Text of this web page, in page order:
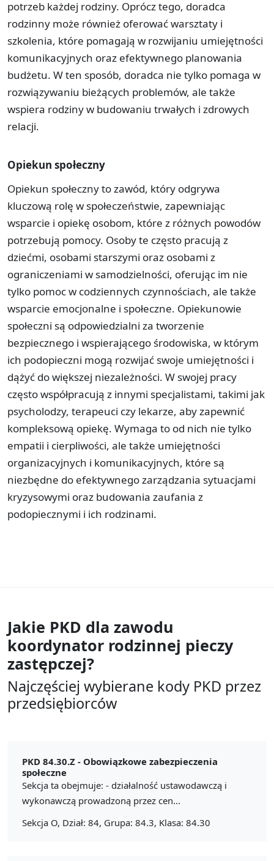
potrzeb każdej rodziny. Oprócz tego, doradca
rodzinny może również oferować warsztaty i
szkolenia, które pomagają w rozwijaniu umiejętności
komunikacyjnych oraz efektywnego planowania
budżetu. W ten sposób, doradca nie tylko pomaga w
rozwiązywaniu bieżących problemów, ale także
wspiera rodziny w budowaniu trwałych i zdrowych
relacji.
Opiekun społeczny
Opiekun społeczny to zawód, który odgrywa
kluczową rolę w społeczeństwie, zapewniając
wsparcie i opiekę osobom, które z różnych powodów
potrzebują pomocy. Osoby te często pracują z
dziećmi, osobami starszymi oraz osobami z
ograniczeniami w samodzielności, oferując im nie
tylko pomoc w codziennych czynnościach, ale także
wsparcie emocjonalne i społeczne. Opiekunowie
społeczni są odpowiedzialni za tworzenie
bezpiecznego i wspierającego środowiska, w którym
ich podopieczni mogą rozwijać swoje umiejętności i
dążyć do większej niezależności. W swojej pracy
często współpracują z innymi specjalistami, takimi jak
psycholodzy, terapeuci czy lekarze, aby zapewnić
kompleksową opiekę. Wymaga to od nich nie tylko
empatii i cierpliwości, ale także umiejętności
organizacyjnych i komunikacyjnych, które są
niezbędne do efektywnego zarządzania sytuacjami
kryzysowymi oraz budowania zaufania z
podopiecznymi i ich rodzinami.
Jakie PKD dla zawodu
koordynator rodzinnej pieczy
zastępczej?
Najczęściej wybierane kody PKD przez
przedsiębiorców
PKD 84.30.Z - Obowiązkowe zabezpieczenia
społeczne
Sekcja ta obejmuje: - działalność ustawodawczą i
wykonawczą prowadzoną przez cen...
Sekcja O, Dział: 84, Grupa: 84.3, Klasa: 84.30